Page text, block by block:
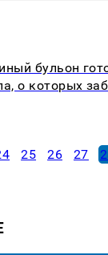
бульон
о которых
25 26 27